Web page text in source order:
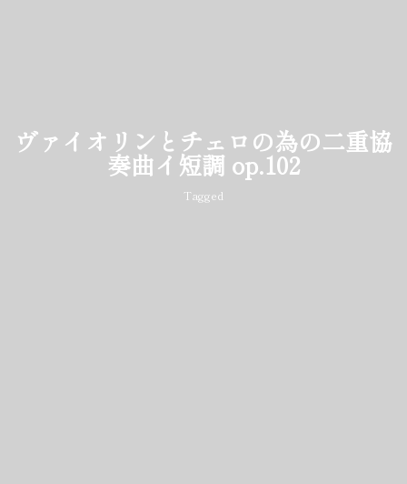
ヴァイオリンとチェロの為の二重協
奏曲イ短調 op.102
Tagged